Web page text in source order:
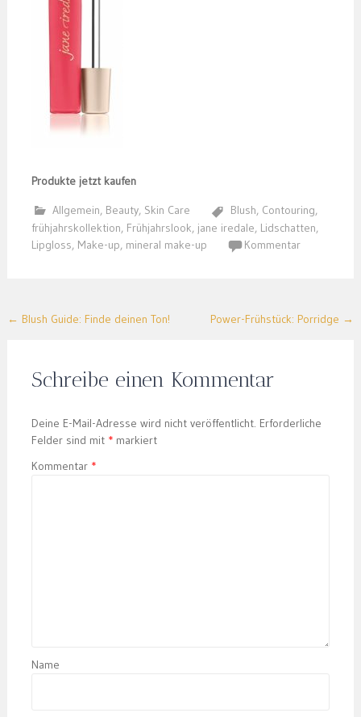
Produkte jetzt kaufen
Allgemein, Beauty, Skin Care Blush, Contouring,
frühjahrskollektion, Frühjahrslook, jane iredale, Lidschatten,
Lipgloss, Make-up, mineral make-up Kommentar
Post
← Blush Guide: Finde deinen Ton! Power-Frühstück: Porridge →
Schreibe einen Kommentar
Deine E-Mail-Adresse wird nicht veröffentlicht. Erforderliche
Felder sind mit *markiert
Kommentar *
Name